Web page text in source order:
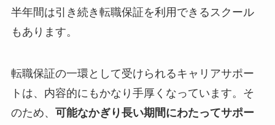
半年間は引き続き転職保証を利用できるスクール
もあります。
転職保証の一環として受けられるキャリアサポー
トは、内容的にもかなり手厚くなっています。そ
のため、 可能なかぎり長い期間にわたってサポー